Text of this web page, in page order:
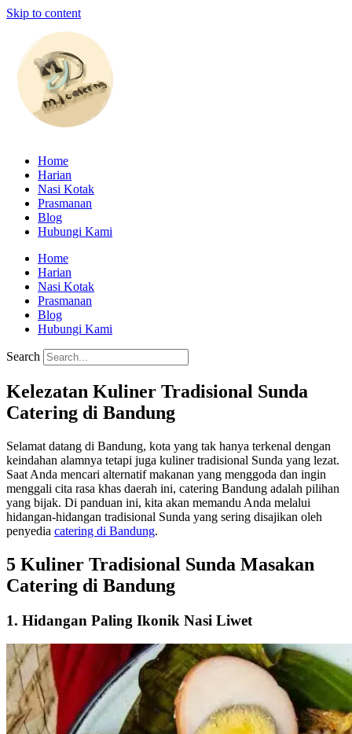
Skip to content
Home
Harian
Nasi Kotak
Prasmanan
Blog
Hubungi Kami
Home
Harian
Nasi Kotak
Prasmanan
Blog
Hubungi Kami
Search
Kelezatan Kuliner Tradisional Sunda
Catering di Bandung
Selamat datang di Bandung, kota yang tak hanya terkenal dengan
keindahan alamnya tetapi juga kuliner tradisional Sunda yang lezat.
Saat Anda mencari alternatif makanan yang menggoda dan ingin
menggali cita rasa khas daerah ini, catering Bandung adalah pilihan
yang bijak. Di panduan ini, kita akan memandu Anda melalui
hidangan-hidangan tradisional Sunda yang sering disajikan oleh
penyedia catering di Bandung.
5 Kuliner Tradisional Sunda Masakan
Catering di Bandung
1. Hidangan Paling Ikonik Nasi Liwet